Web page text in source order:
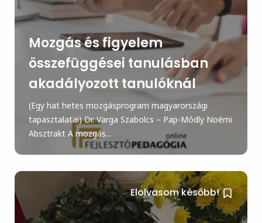
Mozgás és figyelem
összefüggései tanulásban
akadályozott tanulóknál
(Egy hat hetes mozgásprogram magyarországi
tapasztalatai) Dr. Varga Szabolcs – Pap-Módly Noémi
Absztrakt A mozgás...
Elolvasom később!